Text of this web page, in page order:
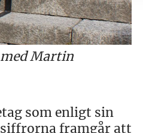
Martin
som enligt sin
framgår att